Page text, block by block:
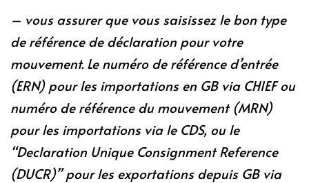
– vous assurer que vous saisissez le bon type
de référence de déclaration pour votre
mouvement. Le numéro de référence d’entrée
(ERN) pour les importations en GB via CHIEF ou
numéro de référence du mouvement (MRN)
pour les importations via le CDS, ou le
“Declaration Unique Consignment Reference
(DUCR)” pour les exportations depuis GB via